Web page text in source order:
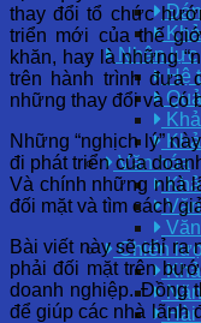
Nhân lực
Hệ
Văn hóa
Văn
Chiến
Hài
thay đổi tổ chức
triển mới của thế
khăn, hay là những
trên hành trình đưa
những thay đổi và có
Những “nghịch lý”
đi phát triển của
Và chính những nhà
đối mặt và tìm cách
Bài viết này sẽ chỉ ra
phải đối mặt trên
doanh nghiệp. Đồng
để giúp các nhà lãnh